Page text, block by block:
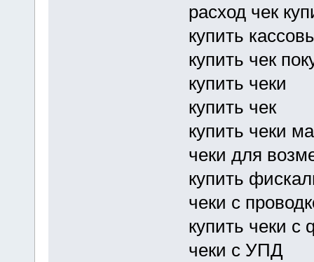
расход чек
купить
купить чек
купить чеки
купить чек
купить чеки
чеки для
купить
чеки с
купить чеки с
чеки с УПД